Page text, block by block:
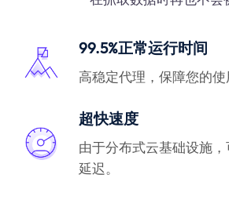
99.5%正常运行时间
高稳定代理，保障您的使
超快速度
由于分布式云基础设施
延迟。